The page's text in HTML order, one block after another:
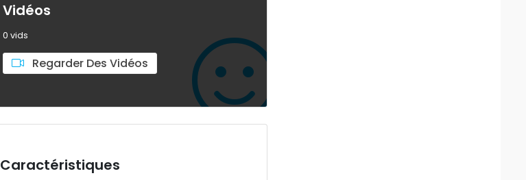
Vidéos
0 vids
Regarder Des Vidéos
Caractéristiques